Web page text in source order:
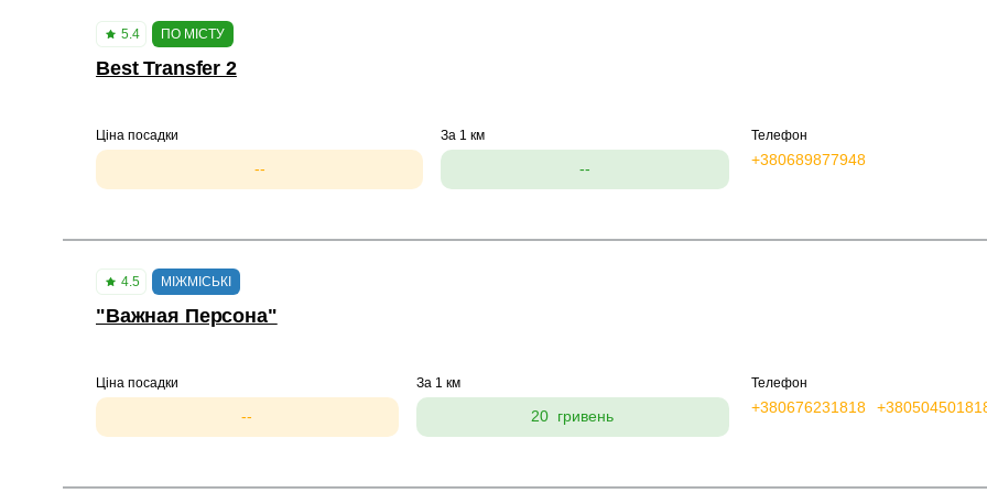
5.4 ПО МІСТУ
Best Transfer 2
Ціна посадки
--
За 1 км
--
Телефон
+380689877948
4.5 МІЖМІСЬКІ
"Важная Персона"
Ціна посадки
--
За 1 км
20 гривень
Телефон
+380676231818